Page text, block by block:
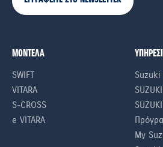
ΜΟΝΤΕΛΑ
SWIFT
VITARA
S-CROSS
e VITARA
Suzuki
My